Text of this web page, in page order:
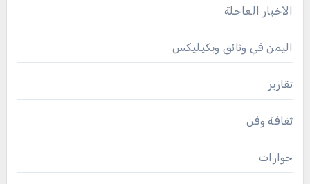
الأخبار العاجلة
اليمن في وثائق ويكيليكس
تقارير
ثقافة وفن
حوارات